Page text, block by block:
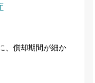
、償却期間が細か